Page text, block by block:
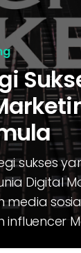
sukses
Digital
media
influencer